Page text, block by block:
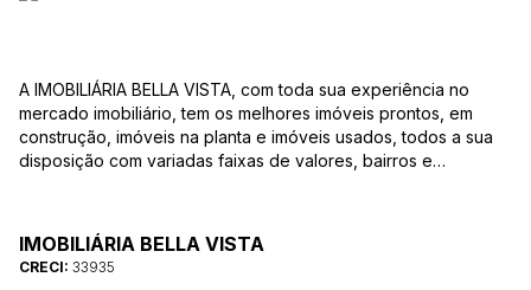
A IMOBILIÁRIA BELLA VISTA, com toda sua experiência no
mercado imobiliário, tem os melhores imóveis prontos, em
construção, imóveis na planta e imóveis usados, todos a sua
disposição com variadas faixas de valores, bairros e
ao CRECI-EE – estarão sempre prontos para responder-lhe
todas as suas dúvidas sobre casas, apartamentos, terrenos,
salas comerciais e outros produtos imobiliários.
IMOBILIÁRIA BELLA VISTA
CRECI: 33935